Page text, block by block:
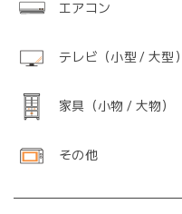
エアコン
テレビ（小型 / 大型）
家具（小物 / 大物）
その他